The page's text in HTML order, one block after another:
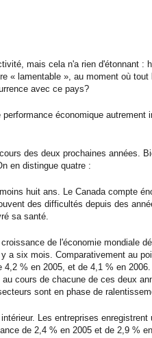
mais cela n'a rien d'étonnant :
« lamentable », au moment où
avec ce pays?
économique autrement
des deux prochaines années.
en distingue quatre :
huit ans. Le Canada compte
des difficultés depuis des
sa santé.
de l'économie mondiale
a six mois. Comparativement au
% en 2005, et de 4,1 % en
cours de chacune de ces deux
sont en phase de
Les entreprises
de 2,4 % en 2005 et de 2,9 %